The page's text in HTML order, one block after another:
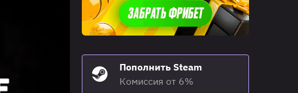
Пополнить Steam
Комиссия от 6%